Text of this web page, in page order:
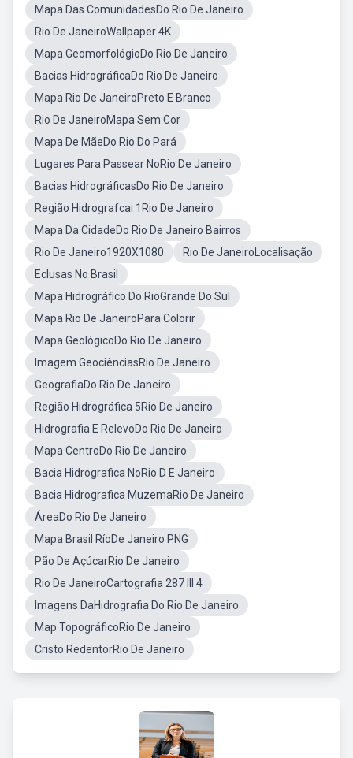
Mapa Das ComunidadesDo Rio De Janeiro
Rio De JaneiroWallpaper 4K
Mapa GeomorfológioDo Rio De Janeiro
Bacias HidrográficaDo Rio De Janeiro
Mapa Rio De JaneiroPreto E Branco
Rio De JaneiroMapa Sem Cor
Mapa De MãeDo Rio Do Pará
Lugares Para Passear NoRio De Janeiro
Bacias HidrográficasDo Rio De Janeiro
Região Hidrografcai 1Rio De Janeiro
Mapa Da CidadeDo Rio De Janeiro Bairros
Rio De Janeiro1920X1080
Rio De JaneiroLocalisação
Eclusas No Brasil
Mapa Hidrográfico Do RioGrande Do Sul
Mapa Rio De JaneiroPara Colorir
Mapa GeológicoDo Rio De Janeiro
Imagem GeociênciasRio De Janeiro
GeografiaDo Rio De Janeiro
Região Hidrográfica 5Rio De Janeiro
Hidrografia E RelevoDo Rio De Janeiro
Mapa CentroDo Rio De Janeiro
Bacia Hidrografica NoRio D E Janeiro
Bacia Hidrografica MuzemaRio De Janeiro
ÁreaDo Rio De Janeiro
Mapa Brasil RíoDe Janeiro PNG
Pão De AçúcarRio De Janeiro
Rio De JaneiroCartografia 287 III 4
Imagens DaHidrografia Do Rio De Janeiro
Map TopográficoRio De Janeiro
Cristo RedentorRio De Janeiro